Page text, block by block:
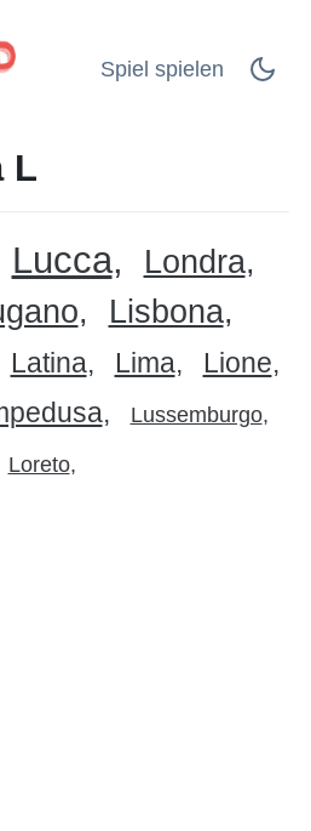
Spiel spielen
L
Lucca
Londra
Lisbona
Latina Lima
Lione
Lussemburgo
Loreto